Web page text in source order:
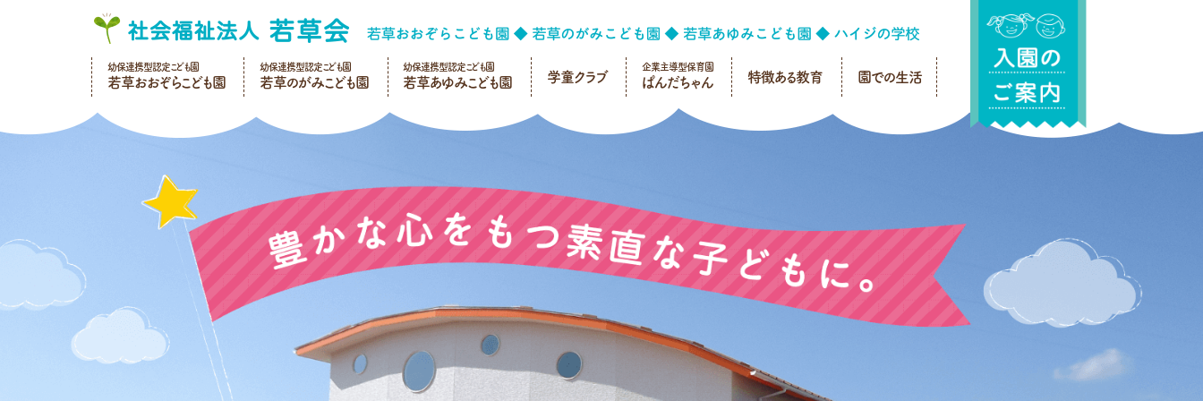
幼保連携型認定こども園
若草おおぞらこども園
幼保連携型認定こども園
若草のがみこども園
幼保連携型認定こども園
若草あゆみこども園 学童クラブ
企業主導型保育園
ぱんだちゃん 特徴ある教育 園での生活